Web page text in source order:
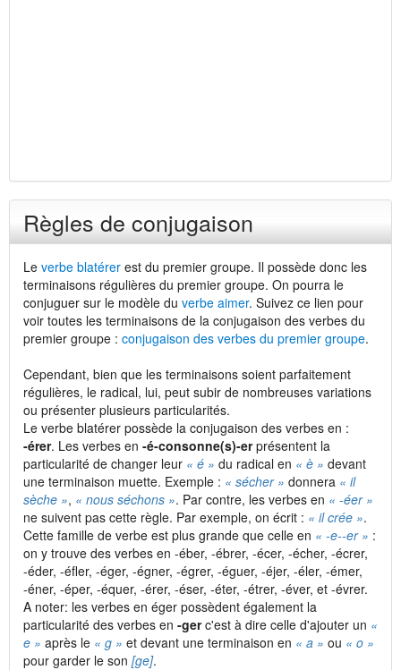
Règles de conjugaison
Le verbe blatérer est du premier groupe. Il possède donc les
terminaisons régulières du premier groupe. On pourra le
conjuguer sur le modèle du verbe aimer. Suivez ce lien pour
voir toutes les terminaisons de la conjugaison des verbes du
premier groupe : conjugaison des verbes du premier groupe.
Cependant, bien que les terminaisons soient parfaitement
régulières, le radical, lui, peut subir de nombreuses variations
ou présenter plusieurs particularités.
Le verbe blatérer possède la conjugaison des verbes en :
-érer. Les verbes en -é-consonne(s)-erprésentent la
particularité de changer leur « é » du radical en « è » devant
une terminaison muette. Exemple : « sécher » donnera « il
sèche », « nous séchons ». Par contre, les verbes en « -éer »
ne suivent pas cette règle. Par exemple, on écrit : « il crée ».
Cette famille de verbe est plus grande que celle en « -e--er » :
on y trouve des verbes en -éber, -ébrer, -écer, -écher, -écrer,
-éder, -éfler, -éger, -égner, -égrer, -éguer, -éjer, -éler, -émer,
-éner, -éper, -équer, -érer, -éser, -éter, -étrer, -éver, et -évrer.
A noter: les verbes en éger possèdent également la
particularité des verbes en -gerc'est à dire celle d'ajouter un «
e » après le « g » et devant une terminaison en « a » ou « o »
pour garder le son [ge].